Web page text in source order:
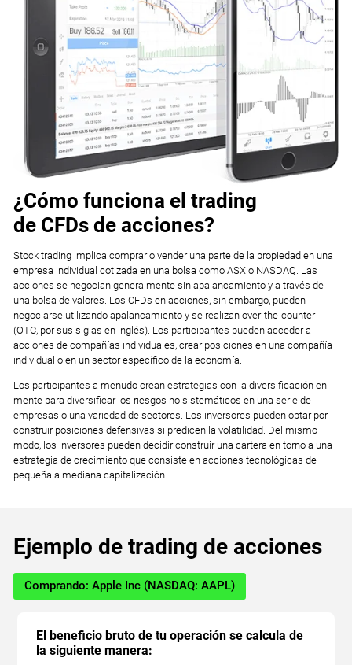
¿Cómo funciona el trading
de CFDs de acciones?
Stock trading implica comprar o vender una parte de la propiedad en una
empresa individual cotizada en una bolsa como ASX o NASDAQ. Las
acciones se negocian generalmente sin apalancamiento y a través de
una bolsa de valores. Los CFDs en acciones, sin embargo, pueden
negociarse utilizando apalancamiento y se realizan over-the-counter
(OTC, por sus siglas en inglés). Los participantes pueden acceder a
acciones de compañías individuales, crear posiciones en una compañía
individual o en un sector específico de la economía.
Los participantes a menudo crean estrategias con la diversificación en
mente para diversificar los riesgos no sistemáticos en una serie de
empresas o una variedad de sectores. Los inversores pueden optar por
construir posiciones defensivas si predicen la volatilidad. Del mismo
modo, los inversores pueden decidir construir una cartera en torno a una
estrategia de crecimiento que consiste en acciones tecnológicas de
pequeña a mediana capitalización.
Ejemplo de trading de acciones
Comprando: Apple Inc (NASDAQ: AAPL)
El beneficio bruto de tu operación se calcula de
la siguiente manera: